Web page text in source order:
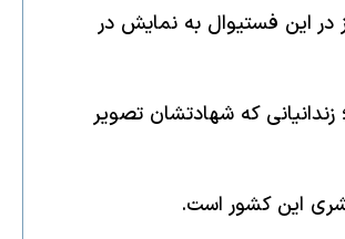
سفید» نیز در این فستیوال به نمایش در
که شهادتشان تصویر
این کشور است.